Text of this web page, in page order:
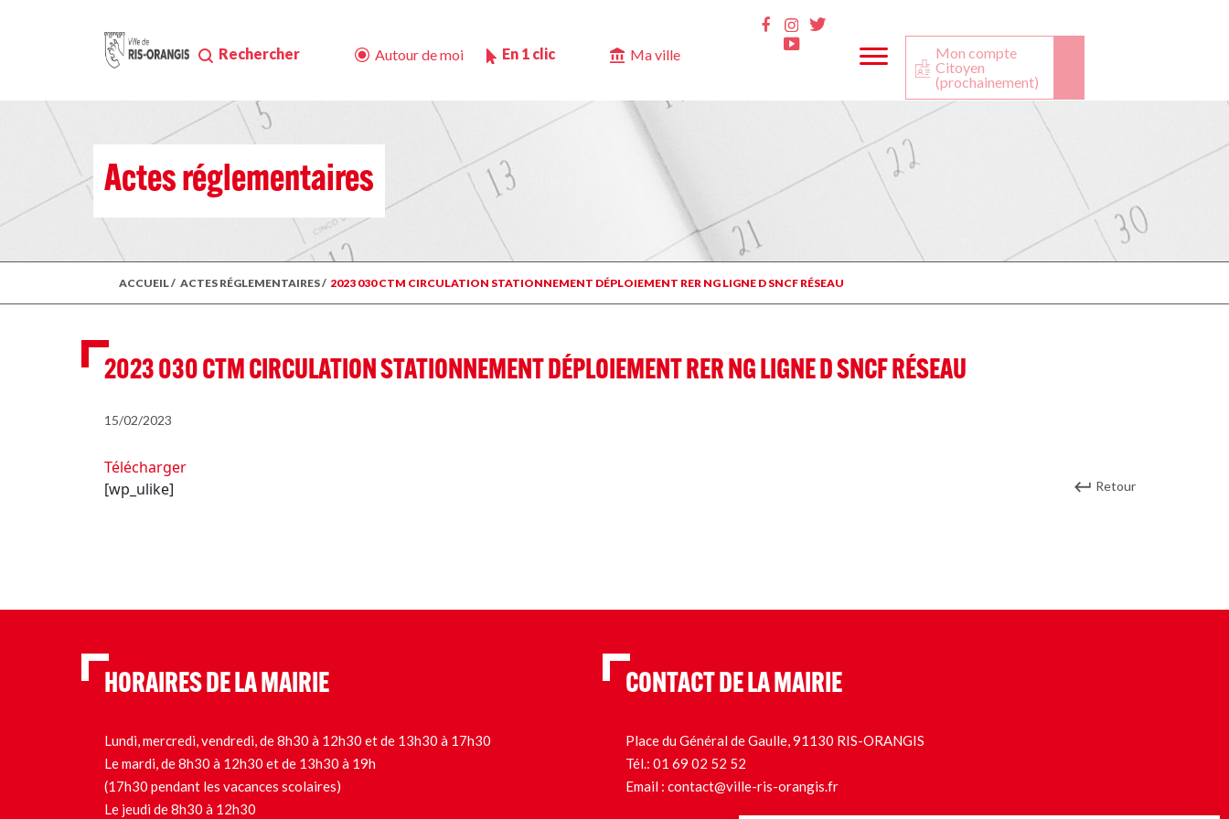
Rechercher Autour de moi En 1 clic Ma ville
Facebook
InstaTwitter
Youtube
Mon compte
Citoyen
(prochainement)
Actes réglementaires
ACCUEIL/ ACTES RÉGLEMENTAIRES/ 2023 030 CTM CIRCULATION STATIONNEMENT DÉPLOIEMENT RER NG LIGNE D SNCF RÉSEAU
2023 030 CTM CIRCULATION STATIONNEMENT DÉPLOIEMENT RER NG LIGNE D SNCF RÉSEAU
15/02/2023
Télécharger
[wp_ulike]
Retour
HORAIRES DE LA MAIRIE
Lundi, mercredi, vendredi, de 8h30 à 12h30 et de 13h30 à 17h30
Le mardi, de 8h30 à 12h30 et de 13h30 à 19h
(17h30 pendant les vacances scolaires)
Le jeudi de 8h30 à 12h30
CONTACT DE LA MAIRIE
Place du Général de Gaulle, 91130 RIS-ORANGIS
Tél.: 01 69 02 52 52
Email : contact@ville-ris-orangis.fr